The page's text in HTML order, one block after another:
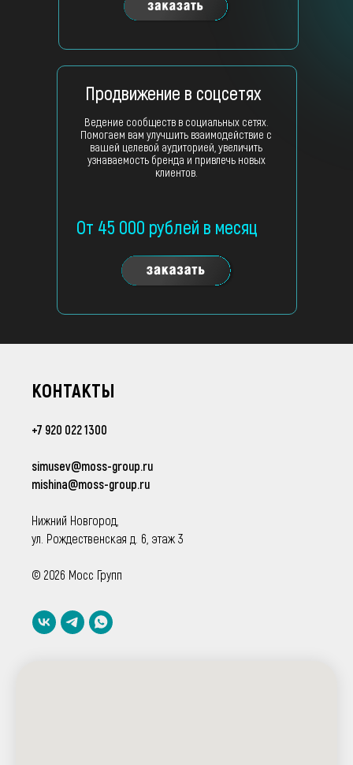
Продвижение в соцсетях
Ведение сообществ в социальных сетях.
Помогаем вам улучшить взаимодействие с
вашей целевой аудиторией, увеличить
узнаваемость бренда и привлечь новых
клиентов.
От 45 000 рублей в месяц
КОНТАКТЫ
+7 920 022 1300
simusev@moss-group.ru
mishina@moss-group.ru
Нижний Новгород,
ул. Рождественская д. 6, этаж 3
© 2026 Мосс Групп